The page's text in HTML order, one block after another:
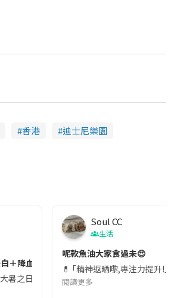
香港
迪士尼樂園
源。一名旅客日前在機場安檢時，明明攜帶
＋降血脂
暑之日，點都要飲碗冬瓜湯消暑解渴！除了解
Soul CC
生活
呢款魚油大家食過未😍
💊 ｢精神返晒嚟,專注力提升!｣ 長
閱讀更多